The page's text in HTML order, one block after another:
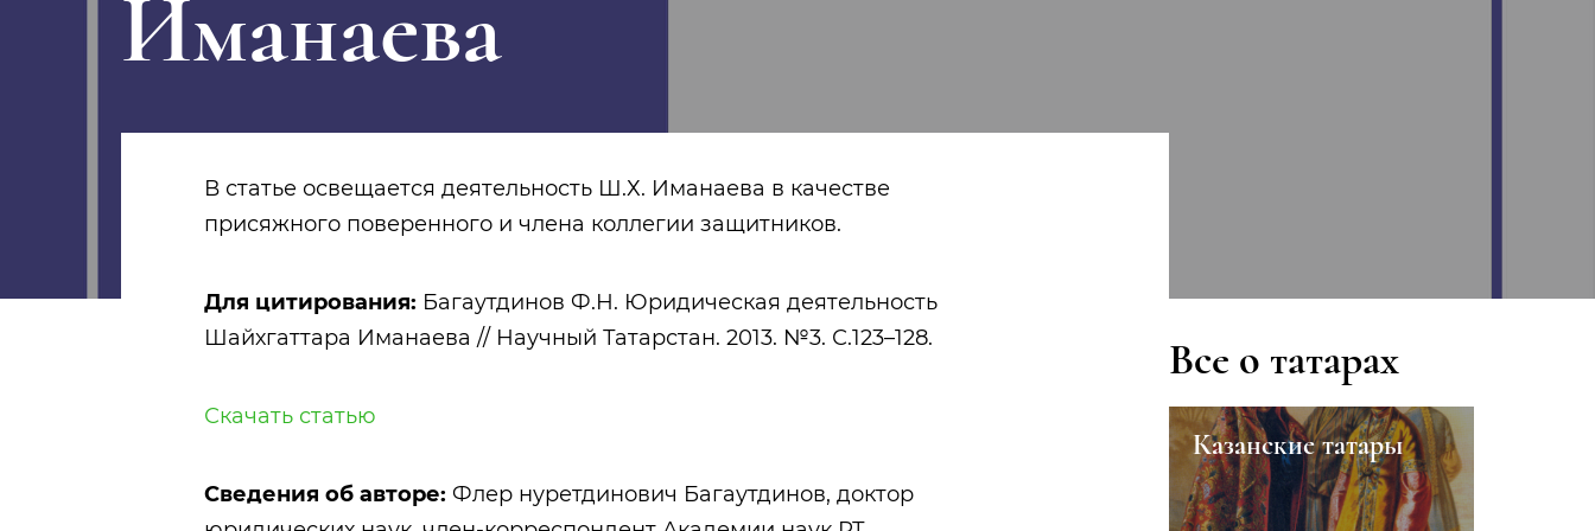
Иманаева
В статье освещается деятельность Ш.Х. Иманаева в качестве
присяжного поверенного и члена коллегии защитников.
Для цитирования: Багаутдинов Ф.Н. Юридическая деятельность
Шайхгаттара Иманаева // Научный Татарстан. 2013. №3. С.123–128.
Скачать статью
Сведения об авторе: Флер нуретдинович Багаутдинов, доктор
Все о татарах
Казанские татары